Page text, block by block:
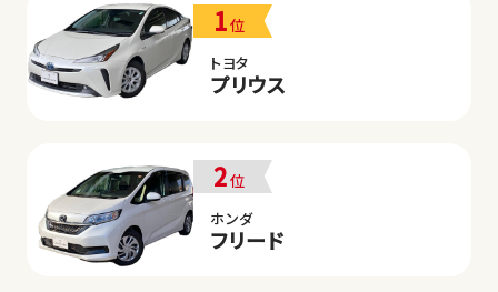
1位
トヨタ
プリウス
2位
ホンダ
フリード